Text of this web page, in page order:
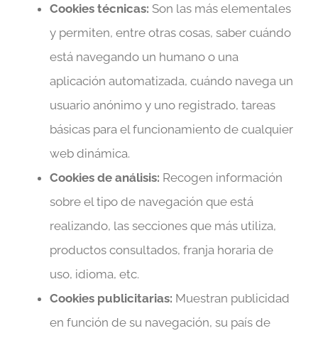
Cookies técnicas: Son las más elementales
y permiten, entre otras cosas, saber cuándo
está navegando un humano o una
aplicación automatizada, cuándo navega un
usuario anónimo y uno registrado, tareas
básicas para el funcionamiento de cualquier
web dinámica.
Cookies de análisis: Recogen información
sobre el tipo de navegación que está
realizando, las secciones que más utiliza,
productos consultados, franja horaria de
uso, idioma, etc.
Cookies publicitarias: Muestran publicidad
en función de su navegación, su país de